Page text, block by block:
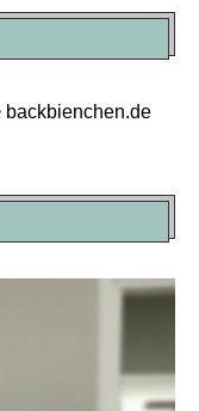
backbienchen.de